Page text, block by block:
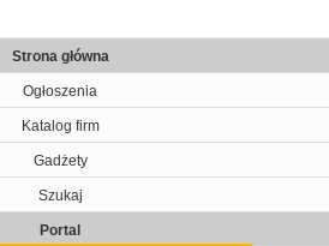
Strona główna
Ogłoszenia
Katalog firm
Gadżety
Szukaj
Portal